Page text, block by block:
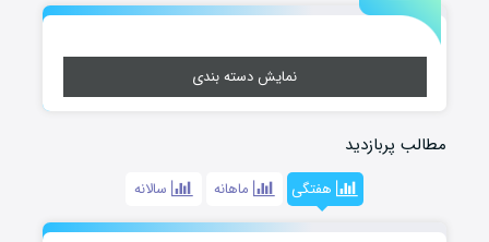
نمایش دسته بندی
مطالب پربازدید
هفتگی ماهانه سالانه